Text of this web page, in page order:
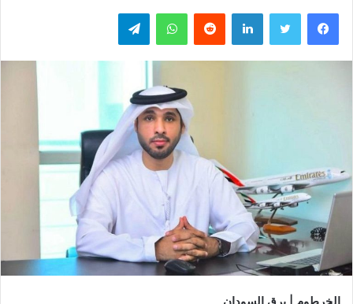
فيسبوك تويتر لينكدإن واتساب تيلقرام